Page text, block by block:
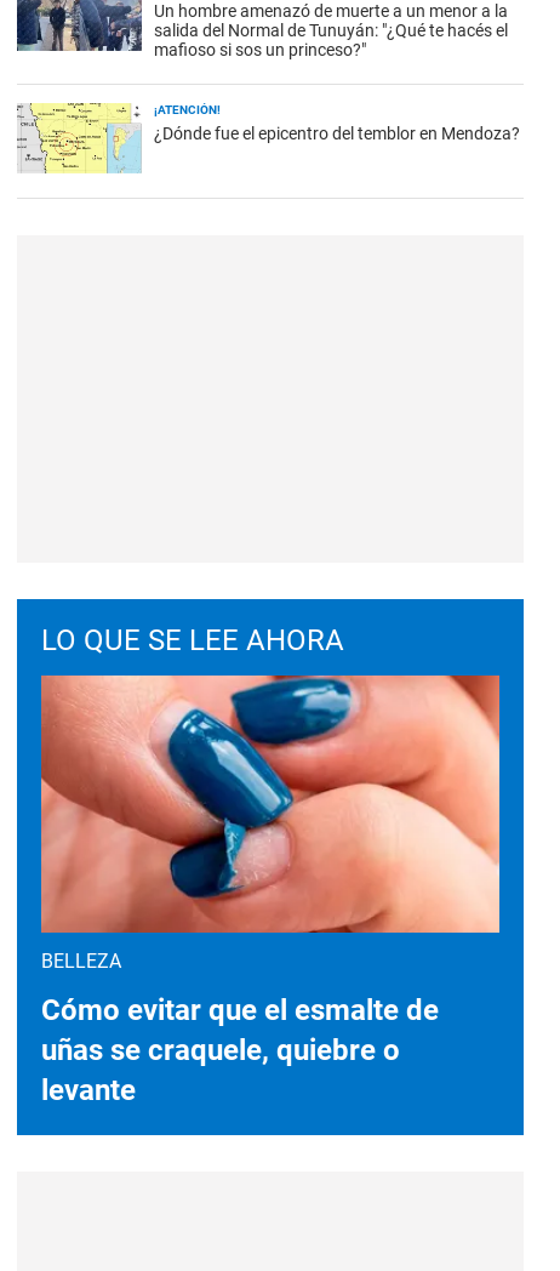
Un hombre amenazó de muerte a un menor a la
salida del Normal de Tunuyán: "¿Qué te hacés el
mafioso si sos un princeso?"
¡ATENCIÓN!
¿Dónde fue el epicentro del temblor en Mendoza?
LO QUE SE LEE AHORA
BELLEZA
Cómo evitar que el esmalte de
uñas se craquele, quiebre o
levante